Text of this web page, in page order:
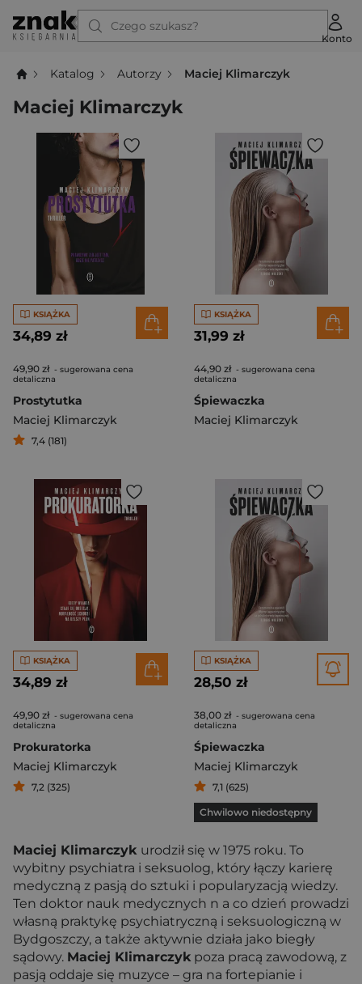
Czego szukasz?
Konto
Katalog Autorzy Maciej Klimarczyk
Maciej Klimarczyk
KSIĄŻKA
34,89 zł
49,90 zł - sugerowana cena
detaliczna
Prostytutka
Maciej Klimarczyk
7,4 (181)
KSIĄŻKA
31,99 zł
44,90 zł - sugerowana cena
detaliczna
Śpiewaczka
Maciej Klimarczyk
KSIĄŻKA
34,89 zł
49,90 zł - sugerowana cena
detaliczna
Prokuratorka
Maciej Klimarczyk
7,2 (325)
KSIĄŻKA
28,50 zł
38,00 zł - sugerowana cena
detaliczna
Śpiewaczka
Maciej Klimarczyk
7,1 (625)
Chwilowo niedostępny
Maciej Klimarczyk urodził się w 1975 roku. To
wybitny psychiatra i seksuolog, który łączy karierę
medyczną z pasją do sztuki i popularyzacją wiedzy.
Ten doktor nauk medycznych n a co dzień prowadzi
własną praktykę psychiatryczną i seksuologiczną w
Bydgoszczy, a także aktywnie działa jako biegły
sądowy. Maciej Klimarczykpoza pracą zawodową, z
pasją oddaje się muzyce – gra na fortepianie i